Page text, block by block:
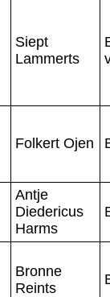
Siept
Lammerts
Folkert Ojen
Antje
Diedericus
Harms
Bronne
Reints